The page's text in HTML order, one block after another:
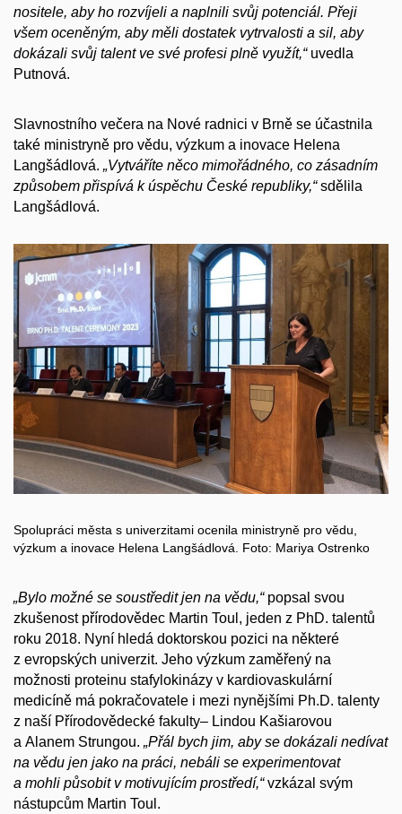
nositele, aby ho rozvíjeli a naplnili svůj potenciál. Přeji
všem oceněným, aby měli dostatek vytrvalosti a sil, aby
dokázali svůj talent ve své profesi plně využít,“uvedla
Putnová.
Slavnostního večera na Nové radnici v Brně se účastnila
také ministryně pro vědu, výzkum a inovace Helena
Langšádlová. „Vytváříte něco mimořádného, co zásadním
způsobem přispívá k úspěchu České republiky,“sdělila
Langšádlová.
Spolupráci města s univerzitami ocenila ministryně pro vědu,
výzkum a inovace Helena Langšádlová. Foto: Mariya Ostrenko
„Bylo možné se soustředit jen na vědu,“popsal svou
zkušenost přírodovědec Martin Toul, jeden z PhD. talentů
roku 2018. Nyní hledá doktorskou pozici na některé
z evropských univerzit. Jeho výzkum zaměřený na
možnosti proteinu stafylokinázy v kardiovaskulární
medicíně má pokračovatele i mezi nynějšími Ph.D. talenty
z naší Přírodovědecké fakulty– Lindou Kašiarovou
a Alanem Strungou. „Přál bych jim, aby se dokázali nedívat
na vědu jen jako na práci, nebáli se experimentovat
a mohli působit v motivujícím prostředí,“vzkázal svým
nástupcům Martin Toul.